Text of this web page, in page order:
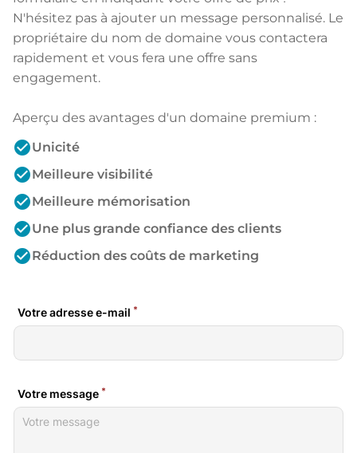
N'hésitez pas à ajouter un message personnalisé. Le
propriétaire du nom de domaine vous contactera
rapidement et vous fera une offre sans
engagement.
Aperçu des avantages d'un domaine premium :
check_circleUnicité
check_circleMeilleure visibilité
check_circleMeilleure mémorisation
check_circleUne plus grande confiance des clients
check_circleRéduction des coûts de marketing